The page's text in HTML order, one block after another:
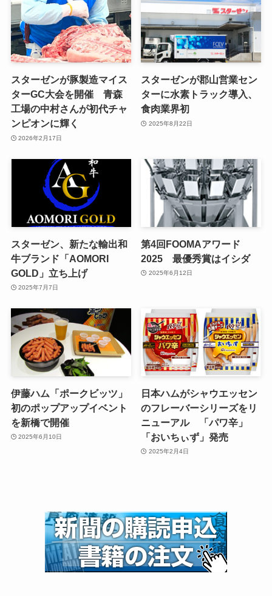
スターゼンが豚製造マイス
ターGC大会を開催 青森
工場の中村さんが初代チャ
ンピオンに輝く
2026年2月17日
スターゼンが郡山営業セン
ターに水素トラック導入、
食肉業界初
2025年8月22日
スターゼン、新たな輸出和
牛ブランド「AOMORI
GOLD」立ち上げ
2025年7月7日
第4回FOOMAアワード
2025 最優秀賞はイシダ
2025年6月12日
伊藤ハム「ポークビッツ」
初のポップアップイベント
を新橋で開催
2025年6月10日
日本ハムがシャウエッセン
のフレーバーシリーズをリ
ニューアル 「パワ辛」
「おいちぃず」発売
2025年2月4日